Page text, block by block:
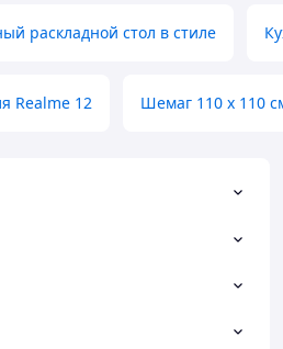
раскладной стол в стиле
Realme 12 Шемаг 110 х 110